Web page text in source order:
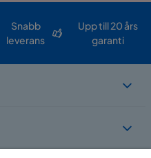
Snabb
leverans
Upp till 20 års
garanti